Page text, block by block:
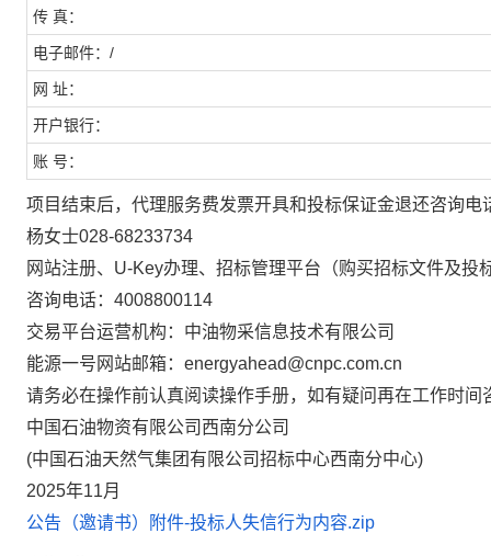
传 真：
电子邮件：/
网 址：
开户银行：
账 号：
项目结束后，代理服务费发票开具和投标保证金退还咨询电
杨女士028-68233734
网站注册、U-Key办理、招标管理平台（购买招标文件及
咨询电话：4008800114
交易平台运营机构：中油物采信息技术有限公司
能源一号网站邮箱：energyahead@cnpc.com.cn
请务必在操作前认真阅读操作手册，如有疑问再在工作时间
中国石油物资有限公司西南分公司
(中国石油天然气集团有限公司招标中心西南分中心)
2025年11月
公告（邀请书）附件-投标人失信行为内容.zip